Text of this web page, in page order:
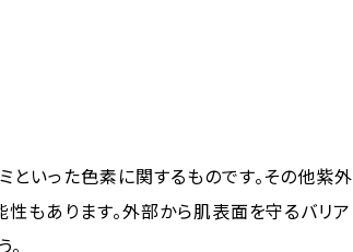
いった色素に関するものです。その他紫外
もあります。外部から肌表面を守るバリア